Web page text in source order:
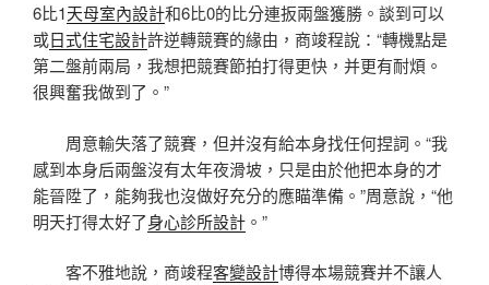
6比1天母室內設計和6比0的比分連扳兩盤獲勝。談到可以
或日式住宅設計許逆轉競賽的緣由，商竣程說：“轉機點是
第二盤前兩局，我想把競賽節拍打得更快，并更有耐煩。
很興奮我做到了。”
周意輸失落了競賽，但并沒有給本身找任何捏詞。“我
感到本身后兩盤沒有太年夜滑坡，只是由於他把本身的才
能晉陞了，能夠我也沒做好充分的應瞄準備。”周意說，“他
明天打得太好了身心診所設計 。”
客不雅地說，商竣程客變設計博得本場競賽并不讓人